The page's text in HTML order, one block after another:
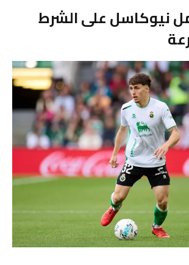
نيوكاسل على الشرط